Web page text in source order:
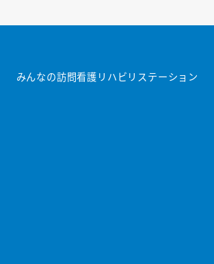
みんなの訪問看護リハビリステーション